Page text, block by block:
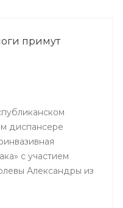
примут
диспансере
с участием
Александры из